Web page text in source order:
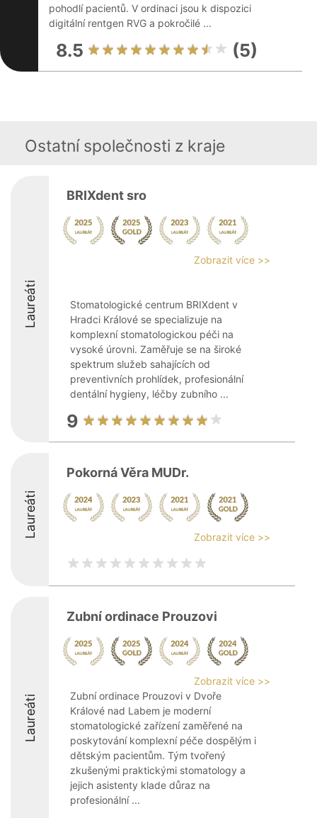
pohodlí pacientů. V ordinaci jsou k dispozici
digitální rentgen RVG a pokročilé ...
8.5 (5)
Ostatní společnosti z kraje
Laureáti
BRIXdent sro
Zobrazit více >>
Stomatologické centrum BRIXdent v
Hradci Králové se specializuje na
komplexní stomatologickou péči na
vysoké úrovni. Zaměřuje se na široké
spektrum služeb sahajících od
preventivních prohlídek, profesionální
dentální hygieny, léčby zubního ...
9
Laureáti
Pokorná Věra MUDr.
Zobrazit více >>
Laureáti
Zubní ordinace Prouzovi
Zobrazit více >>
Zubní ordinace Prouzovi v Dvoře
Králové nad Labem je moderní
stomatologické zařízení zaměřené na
poskytování komplexní péče dospělým i
dětským pacientům. Tým tvořený
zkušenými praktickými stomatology a
jejich asistenty klade důraz na
profesionální ...